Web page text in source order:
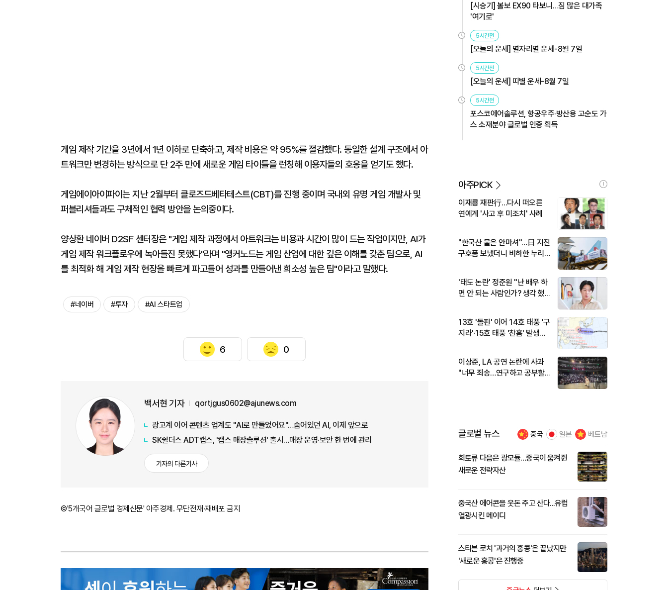
게임 제작 기간을 3년에서 1년 이하로 단축하고, 제작 비용은 약 95%를 절감했다. 동일한 설계 구조에서 아
트워크만 변경하는 방식으로 단 2주 만에 새로운 게임 타이틀을 런칭해 이용자들의 호응을 얻기도 했다.
게임에이아이파이는 지난 2월부터 클로즈드베타테스트(CBT)를 진행 중이며 국내외 유명 게임 개발사 및
퍼블리셔들과도 구체적인 협력 방안을 논의중이다.
양상환 네이버 D2SF 센터장은 "게임 제작 과정에서 아트워크는 비용과 시간이 많이 드는 작업이지만, AI가
게임 제작 워크플로우에 녹아들진 못했다"라며 "앵커노드는 게임 산업에 대한 깊은 이해를 갖춘 팀으로, AI
를 최적화 해 게임 제작 현장을 빠르게 파고들어 성과를 만들어낸 희소성 높은 팀"이라고 말했다.
#네이버 #투자 #AI 스타트업
6 0
백서현 기자 qortjgus0602@ajunews.com
광고계 이어 콘텐츠 업계도 "AI로 만들었어요"…숨어있던 AI, 이제 앞으로
SK쉴더스 ADT캡스, '캡스 매장솔루션' 출시…매장 운영·보안 한 번에 관리
기자의 다른기사
©'5개국어 글로벌 경제신문' 아주경제. 무단전재·재배포 금지
[시승기] 볼보 EX90 타보니…짐 많은 대가족
'여기로'
5시간전
[오늘의 운세] 별자리별 운세-8월 7일
5시간전
[오늘의 운세] 띠별 운세-8월 7일
5시간전
포스코에어솔루션, 항공우주·방산용 고순도 가
스 소재분야 글로벌 인증 획득
아주PICK
이재룡 재판行…다시 떠오른
연예계 '사고 후 미조치' 사례
"한국산 물은 안마셔"…日 지진
구호품 보냈더니 비하한 누리
'태도 논란' 정준원 "난 배우 하
면 안 되는 사람인가? 생각 했
13호 '돌핀' 이어 14호 태풍 '구
지라'·15호 태풍 '찬홈' 발생…
이상준, LA 공연 논란에 사과
"너무 죄송…연구하고 공부할
글로벌 뉴스 중국 일본 베트남
희토류 다음은 광모듈…중국이 움켜쥔
새로운 전략자산
중국산 에어콘을 웃돈 주고 산다...유럽
열광시킨 메이디
스티븐 로치 '과거의 홍콩'은 끝났지만
'새로운 홍콩'은 진행중